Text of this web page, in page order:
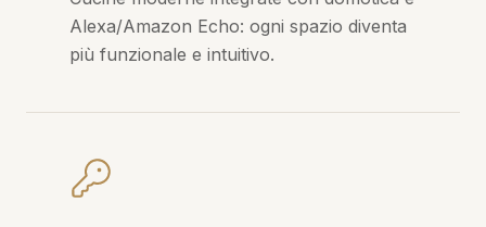
Alexa/Amazon Echo: ogni spazio diventa
più funzionale e intuitivo.